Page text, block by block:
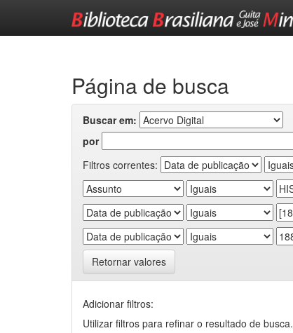
Página de busca
Buscar em:
por
Filtros correntes:
Retornar valores
Adicionar filtros:
Utilizar filtros para refinar o resultado de busca.